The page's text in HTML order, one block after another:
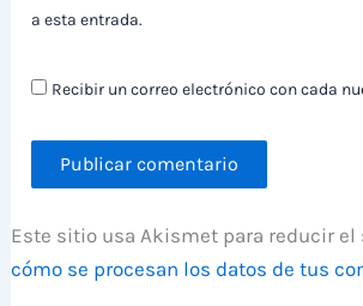
a esta entrada.
Recibir un correo electrónico con cada
Este sitio usa Akismet para reducir
cómo se procesan los datos de tus